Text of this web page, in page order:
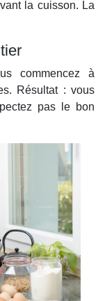
la cuisson. La
commencez à
Résultat : vous
pas le bon